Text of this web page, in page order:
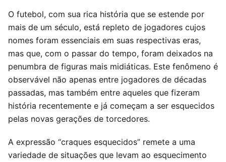
O futebol, com sua rica história que se estende por
mais de um século, está repleto de jogadores cujos
nomes foram essenciais em suas respectivas eras,
mas que, com o passar do tempo, foram deixados na
penumbra de figuras mais midiáticas. Este fenômeno é
observável não apenas entre jogadores de décadas
passadas, mas também entre aqueles que fizeram
história recentemente e já começam a ser esquecidos
pelas novas gerações de torcedores.
A expressão “craques esquecidos” remete a uma
variedade de situações que levam ao esquecimento